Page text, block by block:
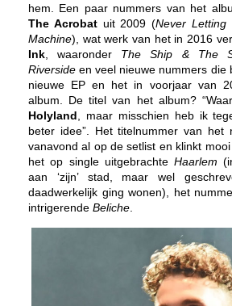
hem. Een paar nummers van het
The Acrobatuit 2009 (Never Letting
Machine), wat werk van het in 2016
Ink , waaronder The Ship & The
Riverside en veel nieuwe nummers die
nieuwe EP en het in voorjaar van
album. De titel van het album?
Holyland , maar misschien heb ik
beter idee”. Het titelnummer van het
vanavond al op de setlist en klinkt
het op single uitgebrachteHaarlem
aan ‘zijn’ stad, maar wel
daadwerkelijk ging wonen), het
intrigerende Beliche